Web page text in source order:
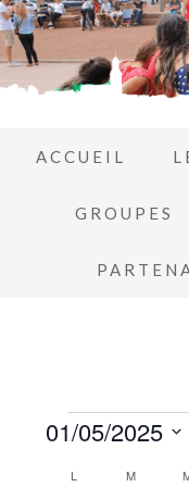
ACCUEIL
GROUPES
01/05/2025
L M